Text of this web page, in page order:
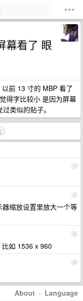
幕看了 眼
前 13 寸的 MBP 看了
得字比较小 是因为屏幕
类似的贴子。
1
2
缩放设置里放大一个等
3
如 1536 x 960
4
About · Language